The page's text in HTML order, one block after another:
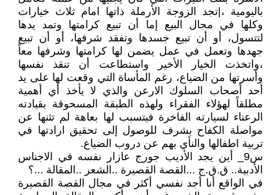
باليومية ،|تجد الزوجة الأرملة ذاتها امام ثلاث خيارات
وكلها في مجال البيع إما أن تبيع كرامتها وتمد يدها
لتتسول، أو أن تبيع جسدها وتفقد شرفها، أو أن تبيع
جهدها وتعمل في عمل يضمن لها كرامتها وشرفها معاً
،واتخذت الخيار الأخير واستطاعت أن تنقذ نفسها
وأسرتها من الضياع، رغم المأساة التي وقعت لها على يد
أحد أصحاب السلوك الارعن والذي لا يأخذ أي أهمية
مطلقاً لهؤلاء الفقراء ولهذه الطبقة المسحوقة بقيادته
الرعناء لسيارته الفاخرة فيتسبب لها بعاهة لم تثنها عن
مواصلة الكفاح بشرف للوصول إلى تحقيق ارادتها في
تربية اطفالها والنأي بهم عن دروب الضياع.
س9_ أين يجد الأديب جورج عازار نفسه في الاجناس
الأدبية.. ق.ق.ج ...القصة القصيرة ..الشعر ..المقالة ...؟
في الواقع أنا أجد نفسي أكثر في مجال القصة القصيرة